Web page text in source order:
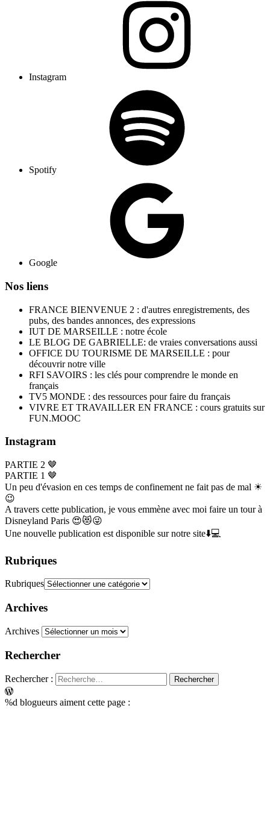
Instagram
Spotify
Google
Nos liens
FRANCE BIENVENUE 2 : d'autres enregistrements, des
pubs, des bandes annonces, des expressions
IUT DE MARSEILLE : notre école
LE BLOG DE GABRIELLE: de vraies conversations aussi
OFFICE DU TOURISME DE MARSEILLE : pour
découvrir notre ville
RFI SAVOIRS : les clés pour comprendre le monde en
français
TV5 MONDE : des ressources pour faire du français
VIVRE ET TRAVAILLER EN FRANCE : cours gratuits sur
FUN.MOOC
Instagram
PARTIE 2 🤎
PARTIE 1 🤎
Un peu d'évasion en ces temps de confinement ne fait pas de mal ☀
😉
A travers cette publication, je vous emmène avec moi faire un tour à
Disneyland Paris 😍😻😜
Une nouvelle publication est disponible sur notre site⬇️💻
Rubriques
Rubriques
Archives
Archives
Rechercher
Rechercher :
%d blogueurs aiment cette page :